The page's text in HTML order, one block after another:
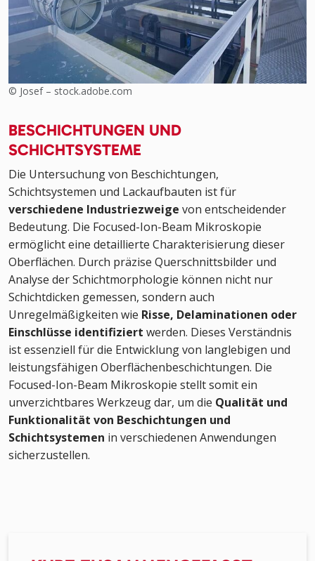
© Josef – stock.adobe.com
BESCHICHTUNGEN UND
SCHICHTSYSTEME
Die Untersuchung von Beschichtungen,
Schichtsystemen und Lackaufbauten ist für
verschiedene Industriezweige von entscheidender
Bedeutung. Die Focused-Ion-Beam Mikroskopie
ermöglicht eine detaillierte Charakterisierung dieser
Oberflächen. Durch präzise Querschnittsbilder und
Analyse der Schichtmorphologie können nicht nur
Schichtdicken gemessen, sondern auch
Unregelmäßigkeiten wie Risse, Delaminationen oder
Einschlüsse identifiziert werden. Dieses Verständnis
ist essenziell für die Entwicklung von langlebigen und
leistungsfähigen Oberflächenbeschichtungen. Die
Focused-Ion-Beam Mikroskopie stellt somit ein
unverzichtbares Werkzeug dar, um die Qualität und
Funktionalität von Beschichtungen und
Schichtsystemen in verschiedenen Anwendungen
sicherzustellen.